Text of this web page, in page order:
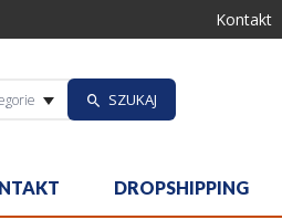
Kontakt
categories_searcher
SZUKAJ
DROPSHIPPING